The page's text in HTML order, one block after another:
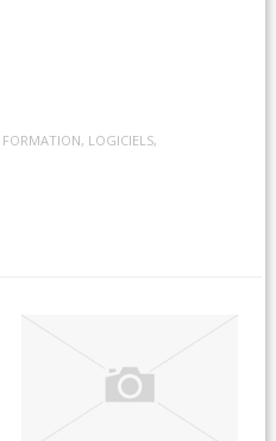
FORMATION, LOGICIELS,